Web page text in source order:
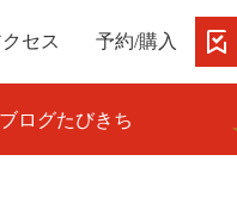
セス 予約/購入
ログたびきち